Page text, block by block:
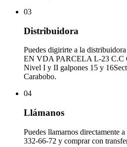
03
Distribuidora
Puedes digirirte a la
EN VDA PARCELA L-23 C.C
Nivel I y II galpones 15 y
Carabobo.
04
Llámanos
Puedes llamarnos directamente
332-66-72 y comprar con